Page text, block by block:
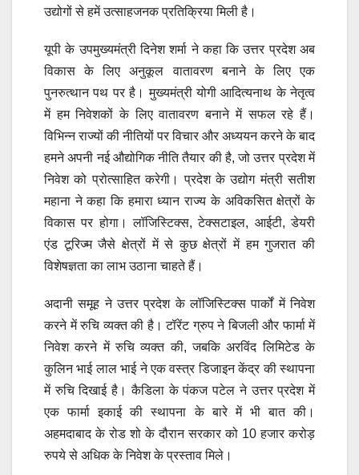
उद्योगों से हमें उत्साहजनक प्रतिक्रिया मिली है।
यूपी के उपमुख्यमंत्री दिनेश शर्मा ने कहा कि उत्तर प्रदेश अब
विकास के लिए अनुकूल वातावरण बनाने के लिए एक
पुनरुत्थान पथ पर है। मुख्यमंत्री योगी आदित्यनाथ के नेतृत्व
में हम निवेशकों के लिए वातावरण बनाने में सफल रहे हैं।
विभिन्न राज्यों की नीतियों पर विचार और अध्ययन करने के बाद
हमने अपनी नई औद्योगिक नीति तैयार की है, जो उत्तर प्रदेश में
निवेश को प्रोत्साहित करेगी। प्रदेश के उद्योग मंत्री सतीश
महाना ने कहा कि हमारा ध्यान राज्य के अविकसित क्षेत्रों के
विकास पर होगा। लॉजिस्टिक्स, टेक्सटाइल, आईटी, डेयरी
एंड टूरिज्म जैसे क्षेत्रों में से कुछ क्षेत्रों में हम गुजरात की
विशेषज्ञता का लाभ उठाना चाहते हैं।
अदानी समूह ने उत्तर प्रदेश के लॉजिस्टिक्स पार्कों में निवेश
करने में रुचि व्यक्त की है। टॉरेंट ग्रुप ने बिजली और फार्मा में
निवेश करने में रुचि व्यक्त की, जबकि अरविंद लिमिटेड के
कुलिन भाई लाल भाई ने एक वस्त्र डिजाइन केंद्र की स्थापना
में रुचि दिखाई है। कैडिला के पंकज पटेल ने उत्तर प्रदेश में
एक फार्मा इकाई की स्थापना के बारे में भी बात की।
अहमदाबाद के रोड शो के दौरान सरकार को 10 हजार करोड़
रुपये से अधिक के निवेश के प्रस्ताव मिले।